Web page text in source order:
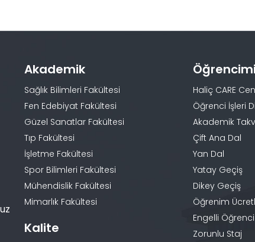
Akademik
Sağlık Bilimleri Fakültesi
Fen Edebiyat Fakültesi
Güzel Sanatlar Fakültesi
Tıp Fakültesi
İşletme Fakültesi
Spor Bilimleri Fakültesi
Mühendislik Fakültesi
Mimarlık Fakültesi
Kalite
Haliç CARE
Öğrenci İşleri
Akademik
Çift Ana Dal
Yan Dal
Yatay Geçiş
Dikey Geçiş
Öğrenim
Engelli
Zorunlu Staj